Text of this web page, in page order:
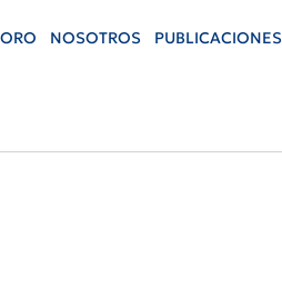
NOSOTROS PUBLICACIONES